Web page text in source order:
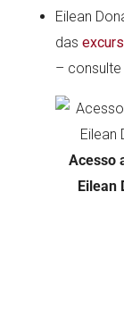
Eilean
das
–
Acesso
Eilean